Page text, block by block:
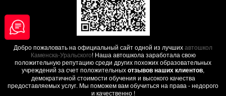
Добро пожаловать на официальный сайт одной из лучшихавтошкол
Каменска-Уральского! Наша автошкола заработала свою
положительную репутацию среди других похожих образовательных
учреждений за счет положительныхотзывов наших клиентов,
демократичной стоимости обучения и высокого качества
предоставляемых услуг. Мы поможем вам обучиться на права - недорого
и качественно !